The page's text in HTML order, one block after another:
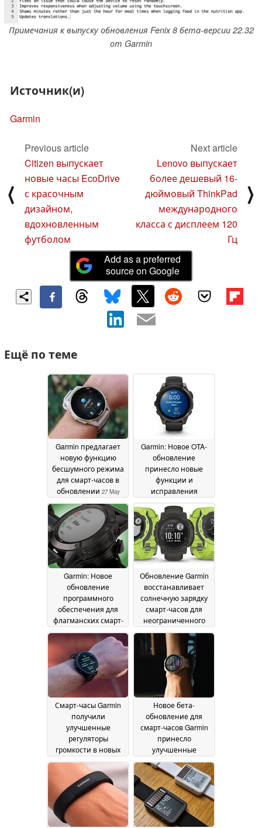
Примечания к выпуску обновления Fenix 8 бета-версии 22.32
от Garmin
Источник(и)
Garmin
⟨
Previous article
Citizen выпускает
новые часы EcoDrive
с красочным
дизайном,
вдохновленным
футболом
Next article
Lenovo выпускает
более дешевый 16-
дюймовый ThinkPad
международного
класса с дисплеем 120
Гц
⟩
Add as a preferred
source on Google
Ещё по теме
Garmin предлагает
новую функцию
бесшумного режима
для смарт-часов в
обновлении 27 May
2026
Garmin: Новое OTA-
обновление
принесло новые
функции и
исправления
часов 22 May 2026
Garmin: Новое
обновление
программного
обеспечения для
флагманских смарт-
часов содержит
множество
исправлений и
улучшений20 May 2026
Обновление Garmin
восстанавливает
солнечную зарядку
смарт-часов для
неограниченного
времени
автономной работы
19 May 2026
Смарт-часы Garmin
получили
улучшенные
регуляторы
громкости в новых
бета-обновлениях19
May 2026
Новое бета-
обновление для
смарт-часов Garmin
принесло
улучшенные
звуковые подсказки
19 May 2026